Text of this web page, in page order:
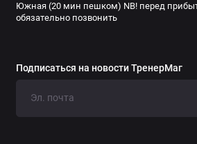
Южная (20 мин пешком) NB! перед
обязательно позвонить
Подписаться на новости ТренерМаг